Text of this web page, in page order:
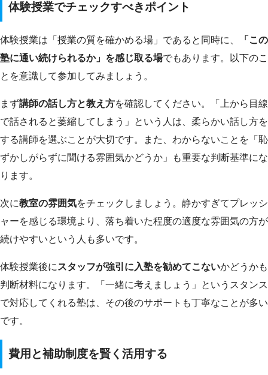
体験授業でチェックすべきポイント
体験授業は「授業の質を確かめる場」であると同時に、
「この
塾に通い続けられるか」を感じ取る場でもあります。以下のこ
とを意識して参加してみましょう。
まず講師の話し方と教え方を確認してください。「上から目線
で話されると萎縮してしまう」という人は、柔らかい話し方を
する講師を選ぶことが大切です。また、わからないことを「恥
ずかしがらずに聞ける雰囲気かどうか」も重要な判断基準にな
ります。
次に教室の雰囲気をチェックしましょう。静かすぎてプレッシ
ャーを感じる環境より、落ち着いた程度の適度な雰囲気の方が
続けやすいという人も多いです。
体験授業後に スタッフが強引に入塾を勧めてこないかどうかも
判断材料になります。「一緒に考えましょう」というスタンス
で対応してくれる塾は、その後のサポートも丁寧なことが多い
です。
費用と補助制度を賢く活用する